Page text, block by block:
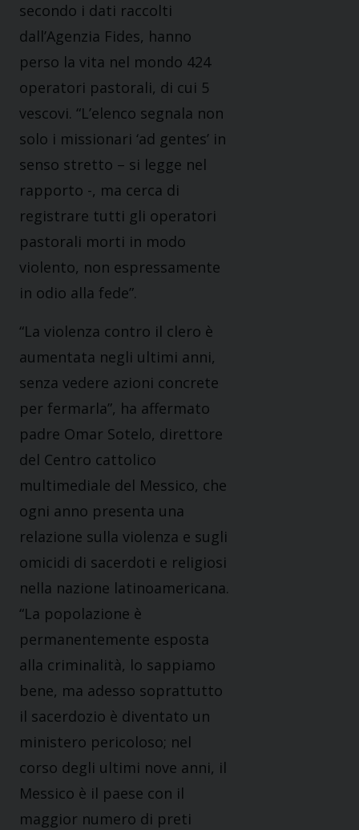
secondo i dati raccolti
dall’Agenzia Fides, hanno
perso la vita nel mondo 424
operatori pastorali, di cui 5
vescovi. “L’elenco segnala non
solo i missionari ‘ad gentes’ in
senso stretto – si legge nel
rapporto -, ma cerca di
registrare tutti gli operatori
pastorali morti in modo
violento, non espressamente
in odio alla fede”.
“La violenza contro il clero è
aumentata negli ultimi anni,
senza vedere azioni concrete
per fermarla”, ha affermato
padre Omar Sotelo, direttore
del Centro cattolico
multimediale del Messico, che
ogni anno presenta una
relazione sulla violenza e sugli
omicidi di sacerdoti e religiosi
nella nazione latinoamericana.
“La popolazione è
permanentemente esposta
alla criminalità, lo sappiamo
bene, ma adesso soprattutto
il sacerdozio è diventato un
ministero pericoloso; nel
corso degli ultimi nove anni, il
Messico è il paese con il
maggior numero di preti